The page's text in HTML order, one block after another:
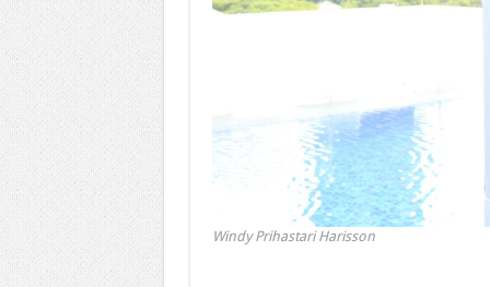
Windy Prihastari Harisson